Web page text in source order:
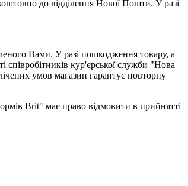
до відділення Нової Пошти. У разі
Вами. У разі пошкодження товару, а
співробітників кур'єрської служби "Нова
умов магазин гарантує повторну
Brit" має право відмовити в прийнятті